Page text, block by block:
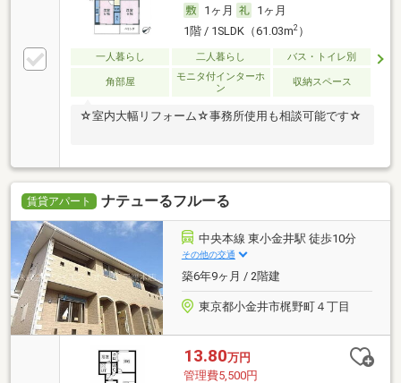
1ヶ月
1ヶ月
1階 / 1SLDK（61.03m2）
一人暮らし 二人暮らし バス・トイレ別
角部屋
モニタ付インターホ
ン
収納スペース
☆室内大幅リフォーム☆事務所使用も相談可能です☆
賃貸アパート ナテューるフルーる
中央本線 東小金井駅 徒歩10分
その他の交通
築6年9ヶ月 / 2階建
東京都小金井市梶野町４丁目
13.80万円
管理費5,500円